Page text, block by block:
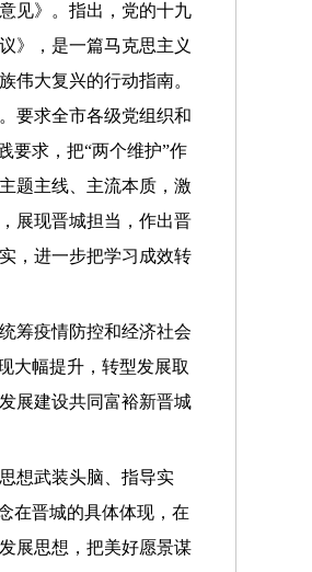
见》。指出，党的十九
》，是一篇马克思主义
伟大复兴的行动指南。
要求全市各级党组织和
要求，把“两个维护”作
题主线、主流本质，激
展现晋城担当，作出晋
，进一步把学习成效转
筹疫情防控和经济社会
大幅提升，转型发展取
展建设共同富裕新晋城
想武装头脑、指导实
在晋城的具体体现，在
展思想，把美好愿景谋